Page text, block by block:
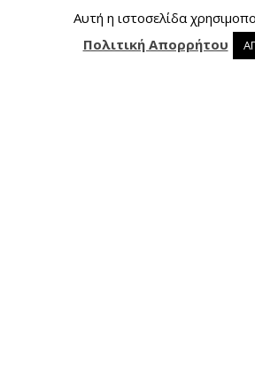
0 0 προϊόντα στο
Αυτή η ιστοσελίδα
Πολιτική Απορρήτου